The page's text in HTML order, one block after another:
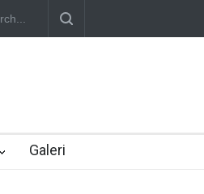
ke 4,48 miliar dolar
Galeri